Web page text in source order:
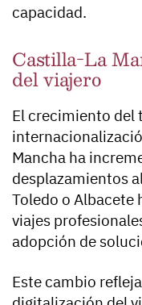
capacidad.
Castilla-La
del viajero
El crecimiento del
Mancha ha
desplazamientos
Toledo o Albacete
viajes
adopción de
Este cambio